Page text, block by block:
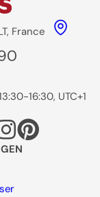
France
16:30, UTC+1